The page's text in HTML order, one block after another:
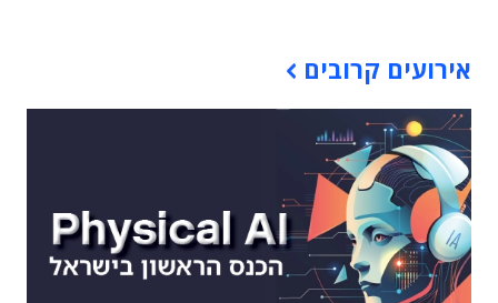
אירועים קרובים